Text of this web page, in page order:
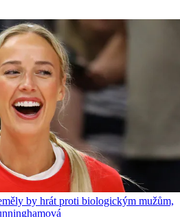
by hrát proti biologickým mužům,